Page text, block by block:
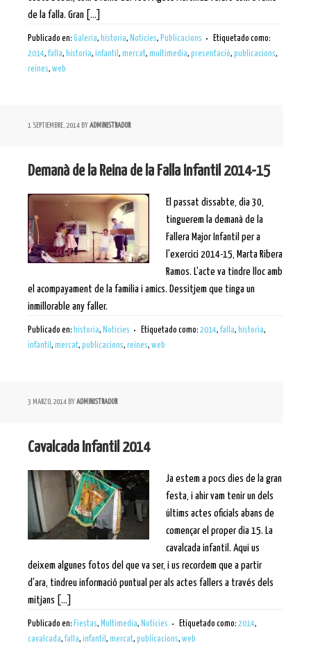
de la falla. Gran [...]
Publicado en: Galeria, historia, Noticies, Publicacions
Etiquetado como:
2014, falla, historia, infantil , mercat, multimedia, presentació, publicacions,
reines, web
1 SEPTIEMBRE, 2014 BY ADMINISTRADOR
Demanà de la Reina de la Falla Infantil 2014-15
El passat dissabte, dia 30,
tinguerem la demanà de la
Fallera Major Infantil per a
l'exercici 2014-15, Marta Ribera
Ramos. L'acte va tindre lloc amb
el acompayament de la familia i amics. Dessitjem que tinga un
inmillorable any faller.
Publicado en: historia, Noticies Etiquetado como: 2014, falla, historia,
infantil , mercat, publicacions, reines, web
3 MARZO, 2014 BY ADMINISTRADOR
Cavalcada Infantil 2014
Ja estem a pocs dies de la gran
festa, i ahir vam tenir un dels
últims actes oficials abans de
començar el proper dia 15. La
cavalcada infantil. Aqui us
deixem algunes fotos del que va ser, i us recordem que a partir
d'ara, tindreu informació puntual per als actes fallers a través dels
mitjans [...]
Publicado en: Fiestas, Multimedia, Noticies Etiquetado como: 2014,
cavalcada, falla, infantil , mercat, publicacions, web